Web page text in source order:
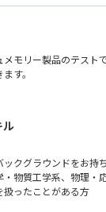
メモリー製品のテスト
す。
解析により不良現象
から不良箇所の原因
良個所の解析
の原因の特定
対策するため、デザ
ル
クグラウンドをお持
物質工学系、物理・
ったことがある方